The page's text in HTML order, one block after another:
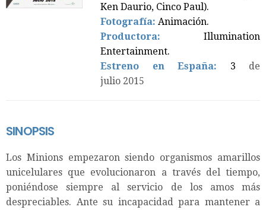
Ken Daurio, Cinco Paul).
Fotografía: Animación.
Productora: Illumination
Entertainment.
Estreno en España: 3
de
julio 2015
SINOPSIS
Los Minions empezaron siendo organismos amarillos
unicelulares que evolucionaron a través del tiempo,
poniéndose siempre al servicio de los amos más
despreciables. Ante su incapacidad para mantener a